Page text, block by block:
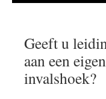
Geeft u
aan een
invalshoek?